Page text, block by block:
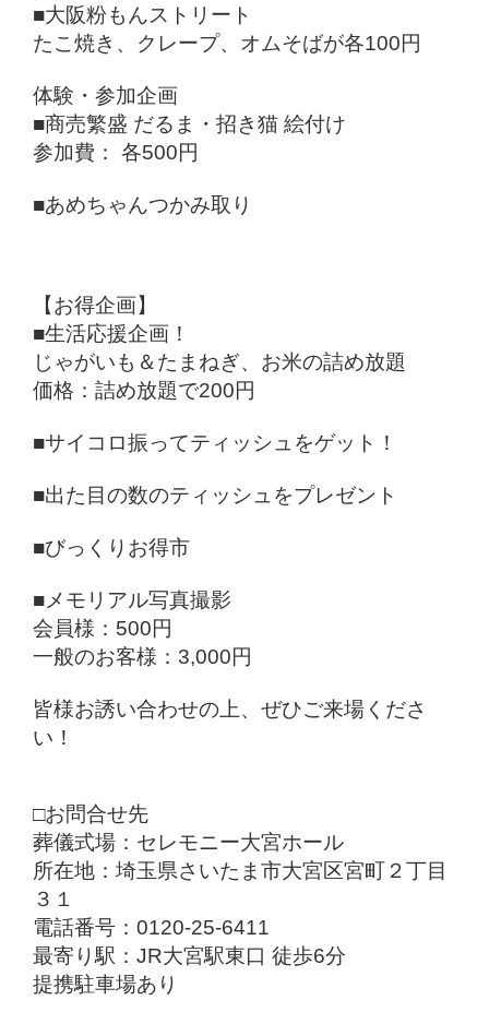
■大阪粉もんストリート
たこ焼き、クレープ、オムそばが各100円
体験・参加企画
■商売繁盛 だるま・招き猫 絵付け
参加費： 各500円
■あめちゃんつかみ取り
【お得企画】
■生活応援企画！
じゃがいも＆たまねぎ、お米の詰め放題
価格：詰め放題で200円
■サイコロ振ってティッシュをゲット！
■出た目の数のティッシュをプレゼント
■びっくりお得市
■メモリアル写真撮影
会員様：500円
一般のお客様：3,000円
皆様お誘い合わせの上、ぜひご来場くださ
い！
□お問合せ先
葬儀式場：セレモニー大宮ホール
所在地：埼玉県さいたま市大宮区宮町２丁目
３１
電話番号：0120-25-6411
最寄り駅：JR大宮駅東口 徒歩6分
提携駐車場あり